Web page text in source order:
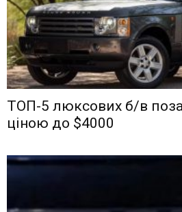
ТОП-5 люксових б/в
ціною до $4000